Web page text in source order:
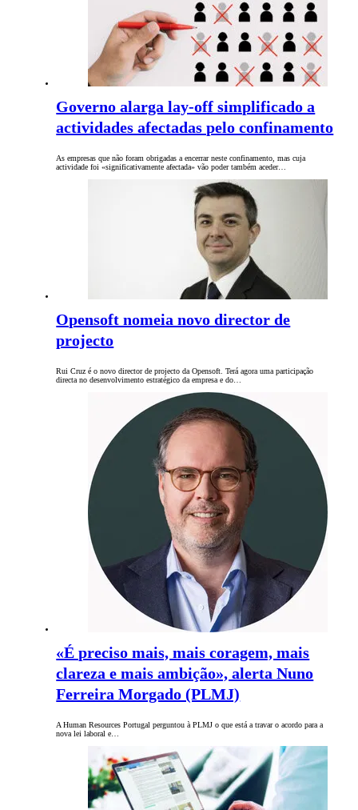
Governo alarga lay-off simplificado a
actividades afectadas pelo confinamento
As empresas que não foram obrigadas a encerrar neste confinamento, mas cuja
actividade foi «significativamente afectada» vão poder também aceder…
Opensoft nomeia novo director de
projecto
Rui Cruz é o novo director de projecto da Opensoft. Terá agora uma participação
directa no desenvolvimento estratégico da empresa e do…
«É preciso mais, mais coragem, mais
clareza e mais ambição», alerta Nuno
Ferreira Morgado (PLMJ)
A Human Resources Portugal perguntou à PLMJ o que está a travar o acordo para a
nova lei laboral e…